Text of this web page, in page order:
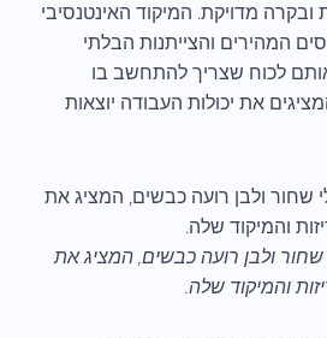
מדויקת. המיקוד האינטנסיבי
המהירים והצייתנות הבלתי
לכוח שצריך להתחשב בו
את יכולות העבודה יוצאות
שחור ולבן רועה כבשים, המציג את
והמיקוד שלה.